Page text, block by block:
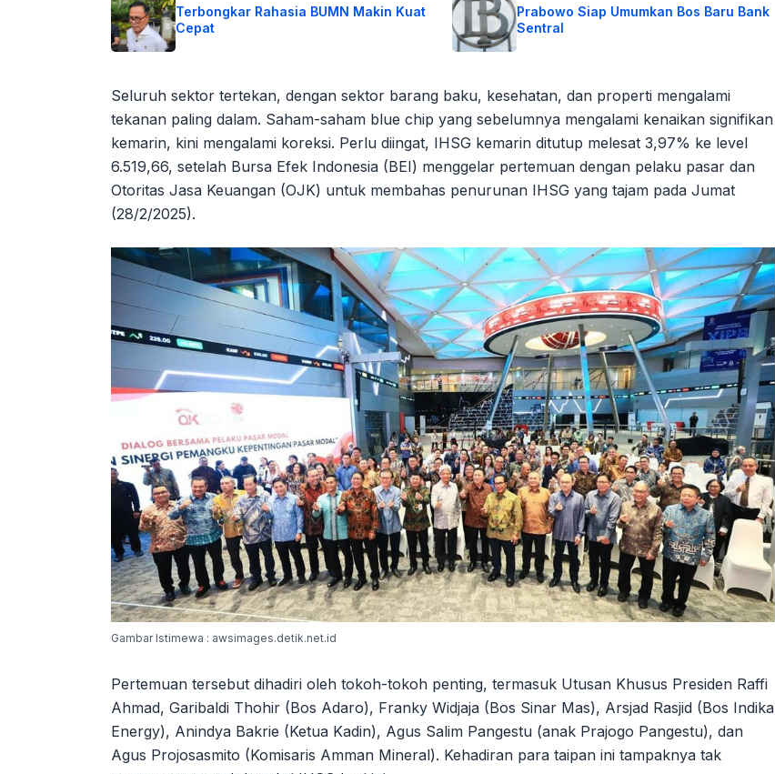
Terbongkar Rahasia BUMN Makin Kuat
Cepat
Prabowo Siap Umumkan Bos Baru Bank
Sentral
Seluruh sektor tertekan, dengan sektor barang baku, kesehatan, dan properti mengalami
tekanan paling dalam. Saham-saham blue chip yang sebelumnya mengalami kenaikan signifikan
kemarin, kini mengalami koreksi. Perlu diingat, IHSG kemarin ditutup melesat 3,97% ke level
6.519,66, setelah Bursa Efek Indonesia (BEI) menggelar pertemuan dengan pelaku pasar dan
Otoritas Jasa Keuangan (OJK) untuk membahas penurunan IHSG yang tajam pada Jumat
(28/2/2025).
Gambar Istimewa : awsimages.detik.net.id
Pertemuan tersebut dihadiri oleh tokoh-tokoh penting, termasuk Utusan Khusus Presiden Raffi
Ahmad, Garibaldi Thohir (Bos Adaro), Franky Widjaja (Bos Sinar Mas), Arsjad Rasjid (Bos Indika
Energy), Anindya Bakrie (Ketua Kadin), Agus Salim Pangestu (anak Prajogo Pangestu), dan
Agus Projosasmito (Komisaris Amman Mineral). Kehadiran para taipan ini tampaknya tak